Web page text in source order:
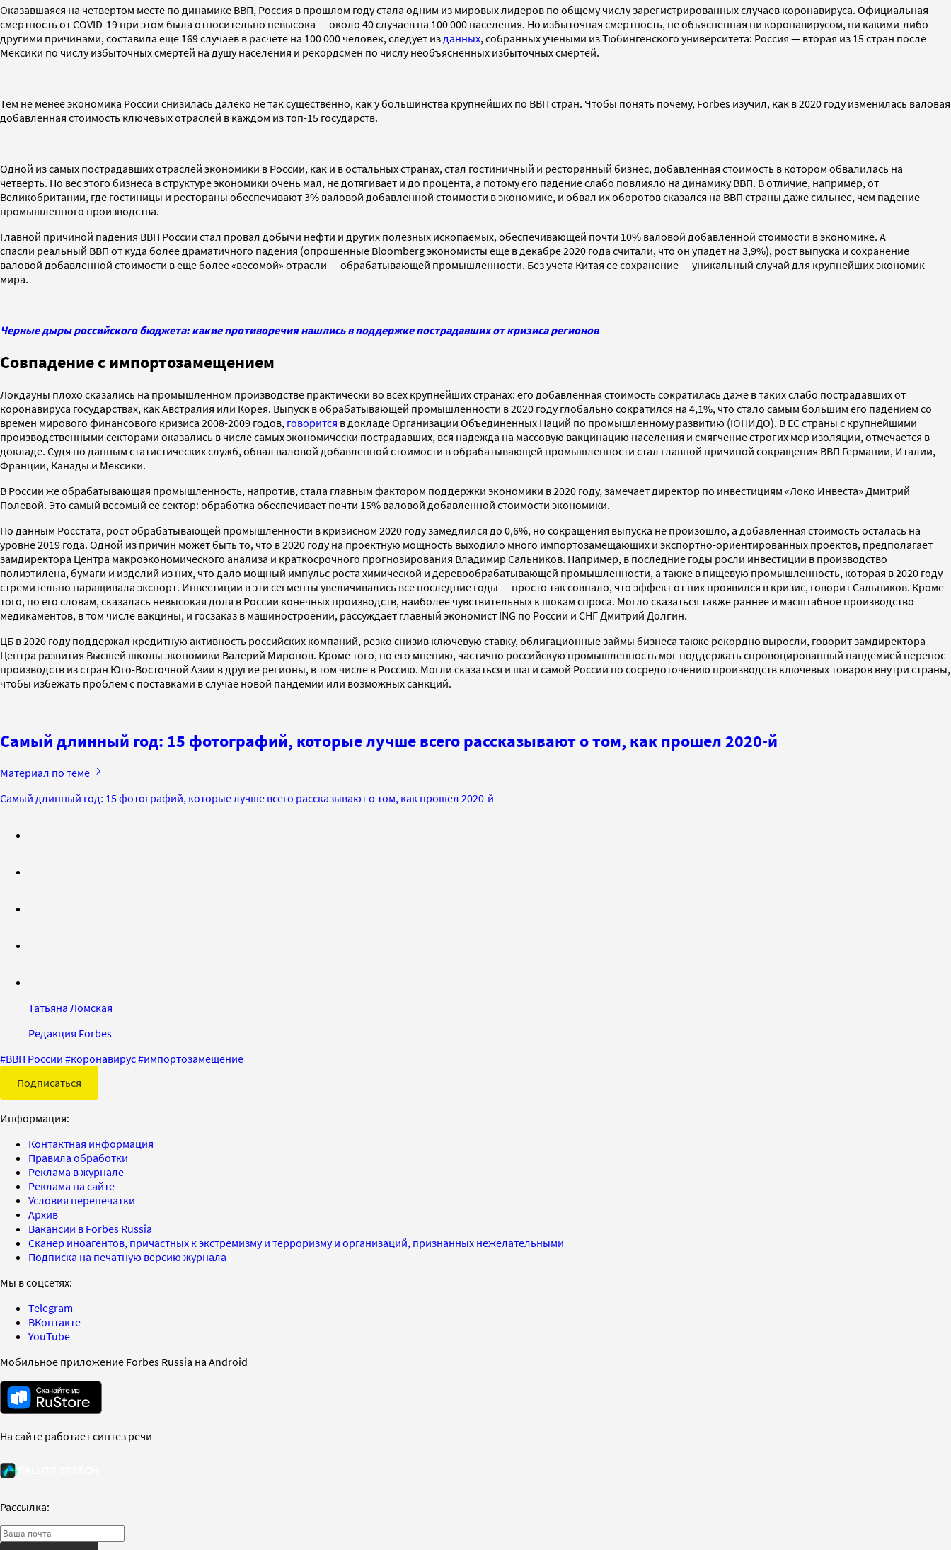
Оказавшаяся на четвертом месте по динамике ВВП, Россия в прошлом году стала одним из мировых лидеров по общему числу зарегистрированных случаев коронавируса. Официальная
смертность от COVID-19 при этом была относительно невысока — около 40 случаев на 100 000 населения. Но избыточная смертность, не объясненная ни коронавирусом, ни какими-либо
другими причинами, составила еще 169 случаев в расчете на 100 000 человек, следует из данных, собранных учеными из Тюбингенского университета: Россия — вторая из 15 стран после
Мексики по числу избыточных смертей на душу населения и рекордсмен по числу необъясненных избыточных смертей.
Тем не менее экономика России снизилась далеко не так существенно, как у большинства крупнейших по ВВП стран. Чтобы понять почему, Forbes изучил, как в 2020 году изменилась валовая
добавленная стоимость ключевых отраслей в каждом из топ-15 государств.
Одной из самых пострадавших отраслей экономики в России, как и в остальных странах, стал гостиничный и ресторанный бизнес, добавленная стоимость в котором обвалилась на
четверть. Но вес этого бизнеса в структуре экономики очень мал, не дотягивает и до процента, а потому его падение слабо повлияло на динамику ВВП. В отличие, например, от
Великобритании, где гостиницы и рестораны обеспечивают 3% валовой добавленной стоимости в экономике, и обвал их оборотов сказался на ВВП страны даже сильнее, чем падение
промышленного производства.
Главной причиной падения ВВП России стал провал добычи нефти и других полезных ископаемых, обеспечивающей почти 10% валовой добавленной стоимости в экономике. А
спасли реальный ВВП от куда более драматичного падения (опрошенные Bloomberg экономисты еще в декабре 2020 года считали, что он упадет на 3,9%), рост выпуска и сохранение
валовой добавленной стоимости в еще более «весомой» отрасли — обрабатывающей промышленности. Без учета Китая ее сохранение — уникальный случай для крупнейших экономик
мира.
Черные дыры российского бюджета: какие противоречия нашлись в поддержке пострадавших от кризиса регионов
Совпадение с импортозамещением
Локдауны плохо сказались на промышленном производстве практически во всех крупнейших странах: его добавленная стоимость сократилась даже в таких слабо пострадавших от
коронавируса государствах, как Австралия или Корея. Выпуск в обрабатывающей промышленности в 2020 году глобально сократился на 4,1%, что стало самым большим его падением со
времен мирового финансового кризиса 2008-2009 годов, говорится в докладе Организации Объединенных Наций по промышленному развитию (ЮНИДО). В ЕС страны с крупнейшими
производственными секторами оказались в числе самых экономически пострадавших, вся надежда на массовую вакцинацию населения и смягчение строгих мер изоляции, отмечается в
докладе. Судя по данным статистических служб, обвал валовой добавленной стоимости в обрабатывающей промышленности стал главной причиной сокращения ВВП Германии, Италии,
Франции, Канады и Мексики.
В России же обрабатывающая промышленность, напротив, стала главным фактором поддержки экономики в 2020 году, замечает директор по инвестициям «Локо Инвеста» Дмитрий
Полевой. Это самый весомый ее сектор: обработка обеспечивает почти 15% валовой добавленной стоимости экономики.
По данным Росстата, рост обрабатывающей промышленности в кризисном 2020 году замедлился до 0,6%, но сокращения выпуска не произошло, а добавленная стоимость осталась на
уровне 2019 года. Одной из причин может быть то, что в 2020 году на проектную мощность выходило много импортозамещающих и экспортно-ориентированных проектов, предполагает
замдиректора Центра макроэкономического анализа и краткосрочного прогнозирования Владимир Сальников. Например, в последние годы росли инвестиции в производство
полиэтилена, бумаги и изделий из них, что дало мощный импульс роста химической и деревообрабатывающей промышленности, а также в пищевую промышленность, которая в 2020 году
стремительно наращивала экспорт. Инвестиции в эти сегменты увеличивались все последние годы — просто так совпало, что эффект от них проявился в кризис, говорит Сальников. Кроме
того, по его словам, сказалась невысокая доля в России конечных производств, наиболее чувствительных к шокам спроса. Могло сказаться также раннее и масштабное производство
медикаментов, в том числе вакцины, и госзаказ в машиностроении, рассуждает главный экономист ING по России и СНГ Дмитрий Долгин.
ЦБ в 2020 году поддержал кредитную активность российских компаний, резко снизив ключевую ставку, облигационные займы бизнеса также рекордно выросли, говорит замдиректора
Центра развития Высшей школы экономики Валерий Миронов. Кроме того, по его мнению, частично российскую промышленность мог поддержать спровоцированный пандемией перенос
производств из стран Юго-Восточной Азии в другие регионы, в том числе в Россию. Могли сказаться и шаги самой России по сосредоточению производств ключевых товаров внутри страны,
чтобы избежать проблем с поставками в случае новой пандемии или возможных санкций.
Самый длинный год: 15 фотографий, которые лучше всего рассказывают о том, как прошел 2020-й
Материал по теме
Самый длинный год: 15 фотографий, которые лучше всего рассказывают о том, как прошел 2020-й
Татьяна Ломская
Редакция Forbes
#ВВП России #коронавирус#импортозамещение
Подписаться
Информация:
Контактная информация
Правила обработки
Реклама в журнале
Реклама на сайте
Условия перепечатки
Архив
Вакансии в Forbes Russia
Сканер иноагентов, причастных к экстремизму и терроризму и организаций, признанных нежелательными
Подписка на печатную версию журнала
Мы в соцсетях:
Telegram
ВКонтакте
YouTube
Мобильное приложение Forbes Russia на Android
На сайте работает синтез речи
Рассылка: